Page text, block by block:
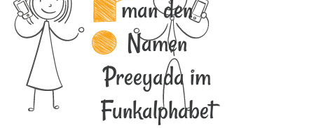
man den
Namen
Preeyada im
Funkalphabet